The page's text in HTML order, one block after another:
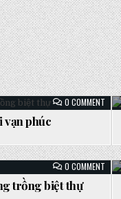
0 COMMENTON
CÂY
vạn phúc
0 COMMENTON
CÂY
trồng biệt thự